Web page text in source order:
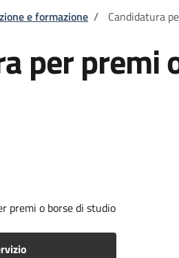
e formazione / Candidatura
per premi
premi o borse di studio